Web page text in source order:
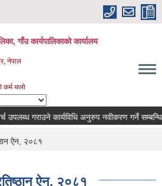
गाँउ कार्यपालिकाको कार्यालय
नेपाल
कर्म थलो
गराउने कार्यविधि अनुरुप नवीकरण गर्ने सम्बन्धि
ऐन, २०८१
ऐन, २०८१